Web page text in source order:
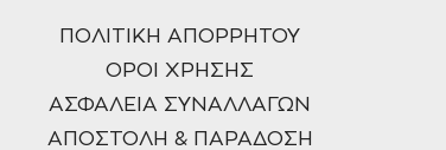
ΠΟΛΙΤΙΚΗ ΑΠΟΡΡΗΤΟΥ
ΟΡΟΙ ΧΡΗΣΗΣ
ΑΣΦΑΛΕΙΑ ΣΥΝΑΛΛΑΓΩΝ
ΑΠΟΣΤΟΛΗ & ΠΑΡΑΔΟΣΗ